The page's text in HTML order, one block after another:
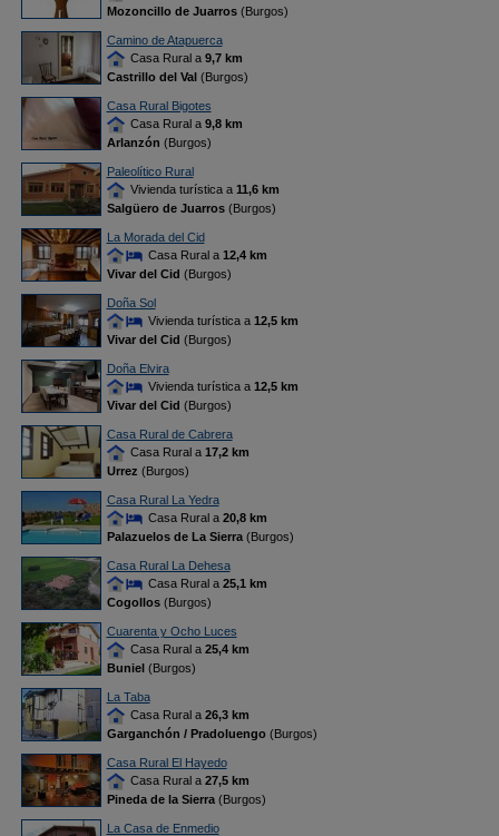
Mozoncillo de Juarros(Burgos)
Camino de Atapuerca
Casa Rural a 9,7 km
Castrillo del Val(Burgos)
Casa Rural Bigotes
Casa Rural a 9,8 km
Arlanzón (Burgos)
Paleolítico Rural
Vivienda turística a 11,6 km
Salgüero de Juarros(Burgos)
La Morada del Cid
Casa Rural a 12,4 km
Vivar del Cid (Burgos)
Doña Sol
Vivienda turística a 12,5 km
Vivar del Cid (Burgos)
Doña Elvira
Vivienda turística a 12,5 km
Vivar del Cid (Burgos)
Casa Rural de Cabrera
Casa Rural a 17,2 km
Urrez (Burgos)
Casa Rural La Yedra
Casa Rural a 20,8 km
Palazuelos de La Sierra(Burgos)
Casa Rural La Dehesa
Casa Rural a 25,1 km
Cogollos(Burgos)
Cuarenta y Ocho Luces
Casa Rural a 25,4 km
Buniel(Burgos)
La Taba
Casa Rural a 26,3 km
Garganchón / Pradoluengo(Burgos)
Casa Rural El Hayedo
Casa Rural a 27,5 km
Pineda de la Sierra(Burgos)
La Casa de Enmedio